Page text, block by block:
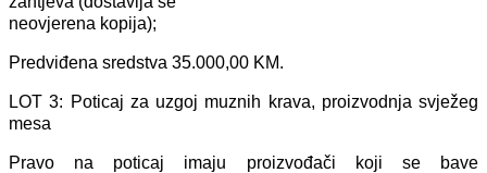
neovjerena kopija);
Predviđena sredstva 35.000,00 KM.
LOT 3: Poticaj za uzgoj muznih krava, proizvodnja svježeg
mesa
Pravo na poticaj imaju proizvođači koji se bave